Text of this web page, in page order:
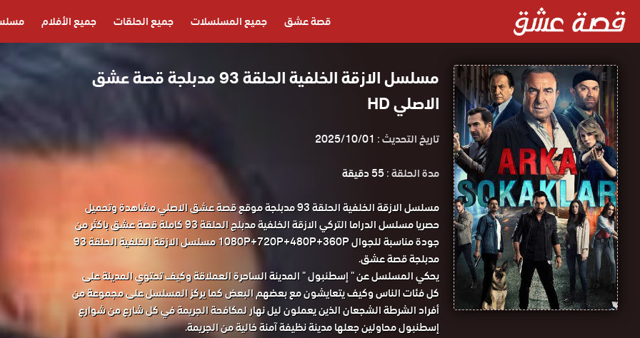
قصة عشق جميع المسلسلات جميع الحلقات جميع الأفلام
مسلسل الازقة الخلفية الحلقة 93 مدبلجة قصة عشق
الاصلي HD
تاريخ التحديث : 2025/10/01
مدة الحلقة :55 دقيقة
مسلسل الازقة الخلفية الحلقة 93 مدبلجة موقع قصة عشق الاصلي مشاهدة وتحميل
حصريا مسلسل الدراما التركي الازقة الخلفية مدبلج الحلقة 93 كاملة قصة عشق باكثر من
جودة مناسبة للجوال 1080P+720P+480P+360P مسلسل الازقة الخلفية الحلقة 93
مدبلجة قصة عشق.
يحكي المسلسل عن " إسطنبول " المدينة الساحرة العملاقة وكيف تحتوي المدينة على
كل فئات الناس وكيف يتعايشون مع بعضهم البعض كما يركز المسلسل على مجموعة من
أفراد الشرطة الشجعان الذين يعملون ليل نهار لمكافحة الجريمة في كل شارع من شوارع
إسطنبول محاولين جعلها مدينة نظيفة آمنة خالية من الجريمة.